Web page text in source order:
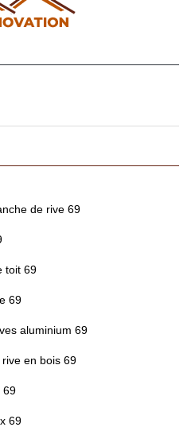
de rive 69
toit 69
69
aluminium 69
en bois 69
69
69